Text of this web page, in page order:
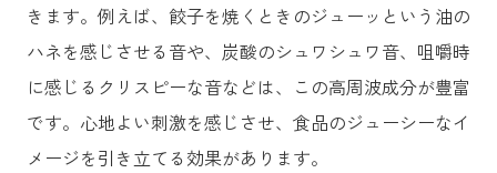
きます。例えば、餃子を焼くときのジューッという油の
ハネを感じさせる音や、炭酸のシュワシュワ音、咀嚼時
に感じるクリスピーな音などは、この高周波成分が豊富
です。心地よい刺激を感じさせ、食品のジューシーなイ
メージを引き立てる効果があります。